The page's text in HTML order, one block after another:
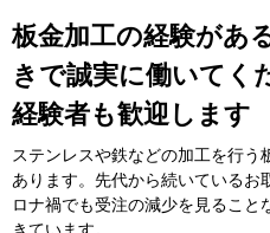
板金加工の経験があ
きで誠実に働いてく
経験者も歓迎します
ステンレスや鉄などの加工を行
あります。先代から続いているお
ロナ禍でも受注の減少を見るこ